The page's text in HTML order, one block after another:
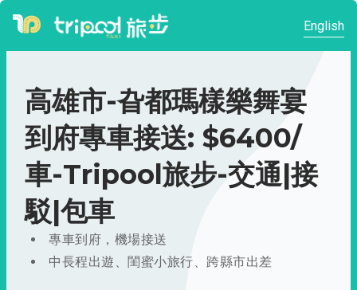
English
高雄市-旮都瑪樣樂舞宴
到府專車接送: $6400/
車-Tripool旅步-交通|接
駁|包車
專車到府，機場接送
中長程出遊、閨蜜小旅行、跨縣市出差